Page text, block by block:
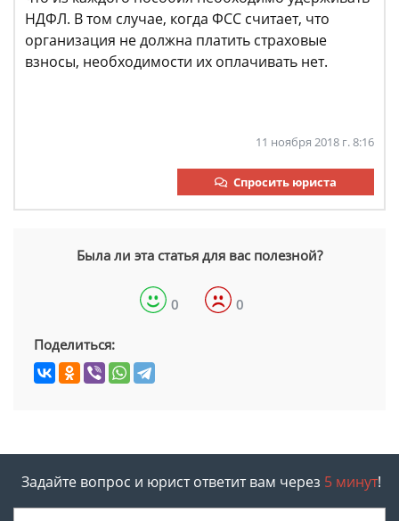
НДФЛ. В том случае, когда ФСС считает, что
организация не должна платить страховые
взносы, необходимости их оплачивать нет.
11 ноября 2018 г. 8:16
Спросить юриста
Была ли эта статья для вас полезной?
0 0
Поделиться:
Задайте вопрос и юрист ответит вам через 5 минут!